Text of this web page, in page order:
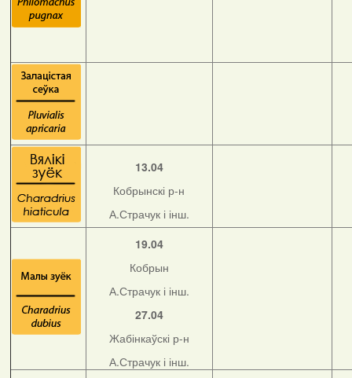
13.04
Кобрынскі р-н
А.Страчук і інш.
19.04
Кобрын
А.Страчук і інш.
27.04
Жабінкаўскі р-н
А.Страчук і інш.